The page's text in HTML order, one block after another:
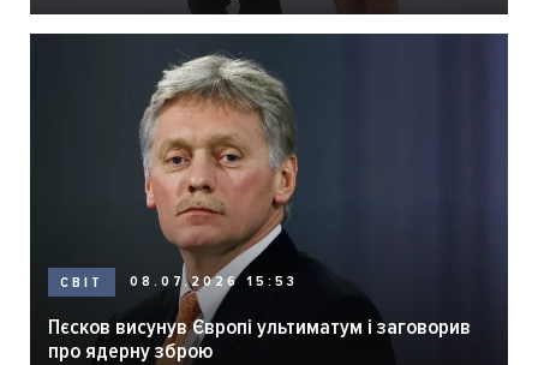
СВІТ 08.07.2026 15:53
Пєсков висунув Європі ультиматум і заговорив
про ядерну зброю